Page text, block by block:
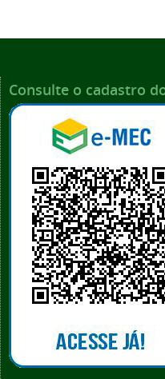
Consulte o cadastro